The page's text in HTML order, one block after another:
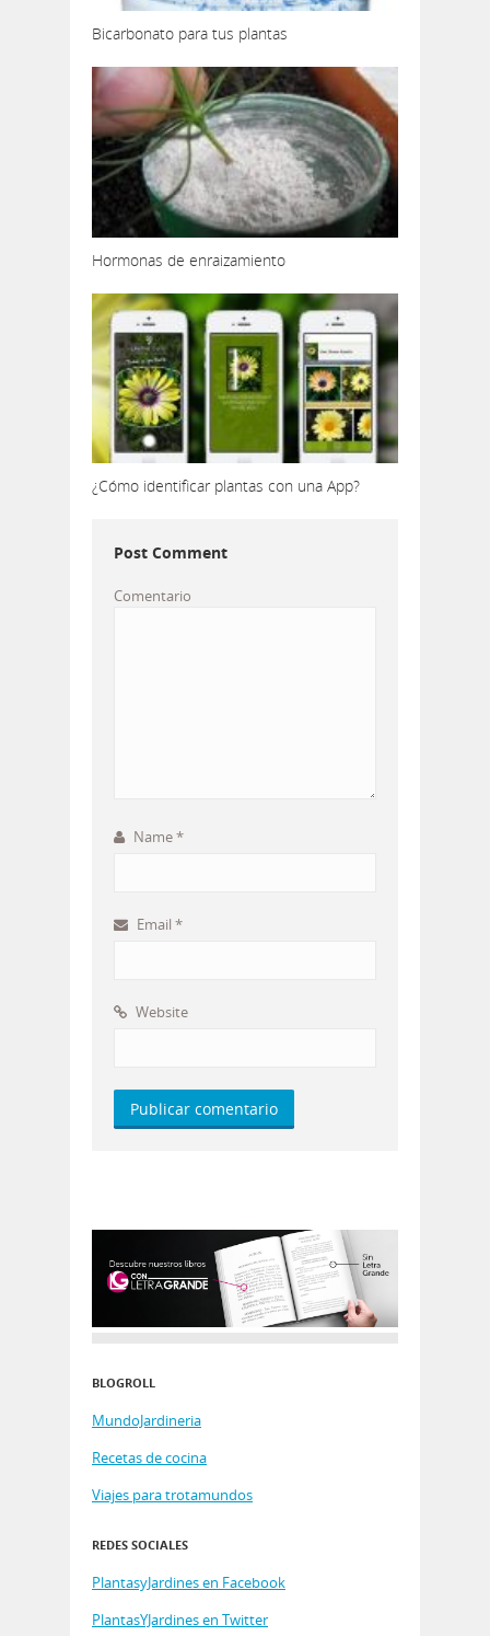
Bicarbonato para tus plantas
Hormonas de enraizamiento
¿Cómo identificar plantas con una App?
Post Comment
Comentario
Name*
Email *
Website
BLOGROLL
MundoJardineria
Recetas de cocina
Viajes para trotamundos
REDES SOCIALES
PlantasyJardines en Facebook
PlantasYJardines en Twitter